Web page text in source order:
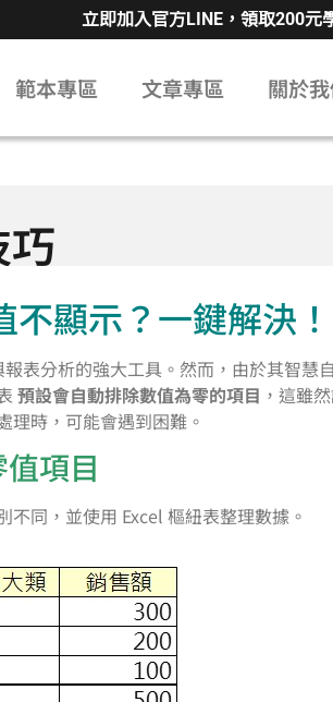
立即加入官方LINE，領取200元
範本專區 文章專區 關於
顯示？一鍵解決！
表分析的強大工具。然而，由於其智慧
預設會自動排除數值為零的項目 ，這雖
理時，可能會遇到困難。
項目
同，並使用 Excel 樞紐表整理數據。